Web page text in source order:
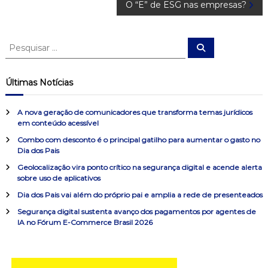
e
g
a
ç
ã
o
O “E” de ESG nas empresas?
P
q
u
s
r
o
:
P
s
r
Últimas Notícias
A nova geração de comunicadores que transforma temas jurídicos
em conteúdo acessível
Combo com desconto é o principal gatilho para aumentar o gasto no
Dia dos Pais
Geolocalização vira ponto crítico na segurança digital e acende alerta
sobre uso de aplicativos
Dia dos Pais vai além do próprio pai e amplia a rede de presenteados
Segurança digital sustenta avanço dos pagamentos por agentes de
IA no Fórum E-Commerce Brasil 2026